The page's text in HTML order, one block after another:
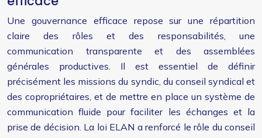
Une gouvernance efficace repose sur une répartition
claire des rôles et des responsabilités, une
communication transparente et des assemblées
générales productives. Il est essentiel de définir
précisément les missions du syndic, du conseil syndical et
des copropriétaires, et de mettre en place un système de
communication fluide pour faciliter les échanges et la
prise de décision. La loi ELAN a renforcé le rôle du conseil